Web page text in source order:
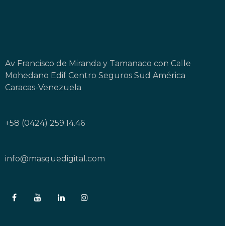
Av Francisco de Miranda y Tamanaco con Calle
Mohedano Edif Centro Seguros Sud América
Caracas-Venezuela
+58 (0424) 259.14.46
info@masquedigital.com